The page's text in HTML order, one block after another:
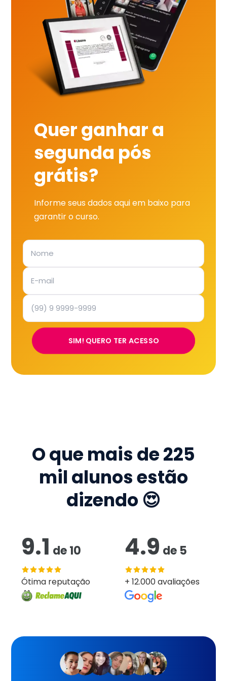
Quer ganhar a
segunda pós
grátis?
Informe seus dados aqui em baixo para
garantir o curso.
SIM! QUERO TER ACESSO
O que mais de225
mil alunos estão
dizendo 😍
9.1 de10
Ótima reputação
4.9 de 5
+ 12.000 avaliações